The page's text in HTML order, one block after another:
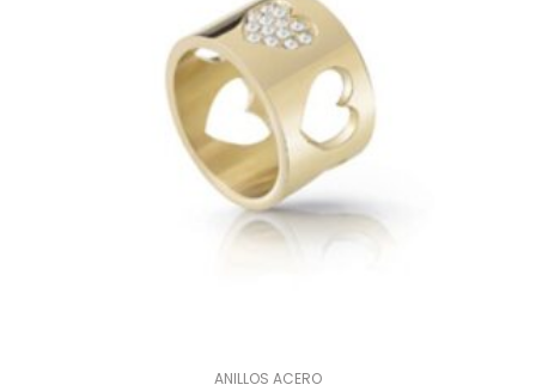
ANILLOS ACERO